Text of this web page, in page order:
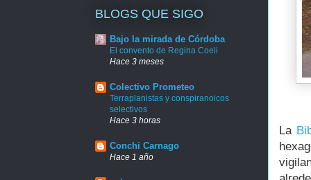
La
BLOGS QUE SIGO
Bajo la mirada de Córdoba
El convento de Regina Coeli
Hace 3 meses
Colectivo Prometeo
Terraplanistas y conspiranoicos
selectivos
Hace 3 horas
Conchi Carnago
Hace 1 año